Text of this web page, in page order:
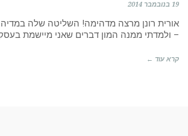
19 בנובמבר 2014
אורית רונן מרצה מדהימה! השליטה שלה
– ולמדתי ממנה המון דברים שאני מיישמת בעסק
קרא עוד ←